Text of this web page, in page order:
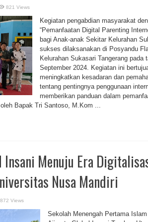
821 Views
Kegiatan pengabdian masyarakat
“Pemanfaatan Digital Parenting
bagi Anak-anak Sekitar Kelurahan
sukses dilaksanakan di Posyandu
Kelurahan Sukasari Tangerang pada
September 2024. Kegiatan ini
meningkatkan kesadaran dan
tentang pentingnya penggunaan
memberikan panduan dalam
Bapak Tri Santoso, M.Kom ...
Menuju Era
Nusa Mandiri
872 Views
Sekolah Menengah Pertama